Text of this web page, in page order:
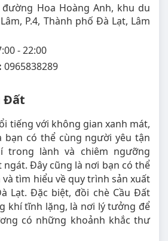
đường Hoa Hoàng Anh, khu du
P.4, Thành phố Đà Lạt, Lâm
- 22:00
0965838289
Đất
tiếng với không gian xanh mát,
bạn có thể cùng người yêu tận
trong lành và chiêm ngưỡng
Đây cũng là nơi bạn có thể
tìm hiểu về quy trình sản xuất
Lạt. Đặc biệt, đồi chè Cầu Đất
khí tĩnh lặng, là nơi lý tưởng để
có những khoảnh khắc thư